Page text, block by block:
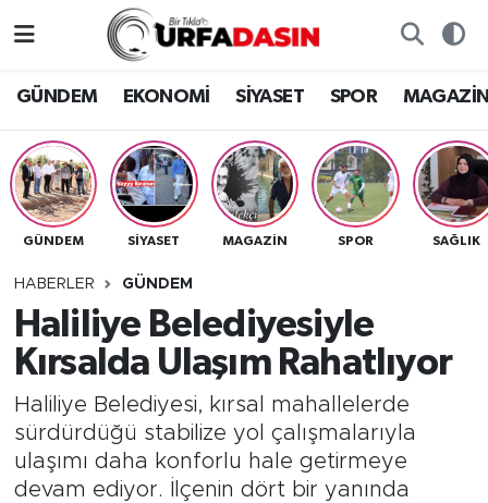
GÜNDEM EKONOMİ SİYASET SPOR
GÜNDEM SİYASET MAGAZİN SPOR SAĞLIK
HABERLER GÜNDEM
Haliliye Belediyesiyle
Kırsalda Ulaşım Rahatlıyor
Haliliye Belediyesi, kırsal mahallelerde
sürdürdüğü stabilize yol çalışmalarıyla
ulaşımı daha konforlu hale getirmeye
devam ediyor. İlçenin dört bir yanında
EKONOMİ
SİYASET
SPOR
MAGAZİN
SAĞLIK
TEKNOLOJİ
OTOMOBİL
Gizlilik ve Güvenlik Politikası
İletişim
Nöbetçi Eczaneler
Hava Durumu
Namaz Vakitleri
Trafik Durumu
Süper Lig Puan Durumu ve Fikstür
Tüm Manşetler
Son Dakika Haberleri
Haber Arşivi